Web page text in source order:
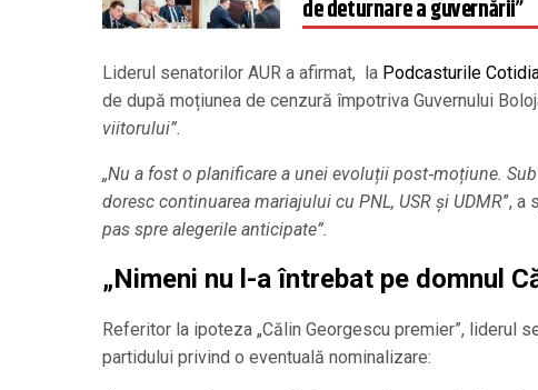
de deturnare a guvernării”
Liderul senatorilor AUR a afirmat, la Podcasturile
de după moțiunea de cenzură împotriva Guvernului
viitorului”.
„Nu a fost o planificare a unei evoluții post‑moțiune.
doresc continuarea mariajului cu PNL, USR și UDMR”, a
pas spre alegerile anticipate”.
„Nimeni nu l-a întrebat pe domnul
Referitor la ipoteza „Călin Georgescu premier”, liderul
partidului privind o eventuală nominalizare: